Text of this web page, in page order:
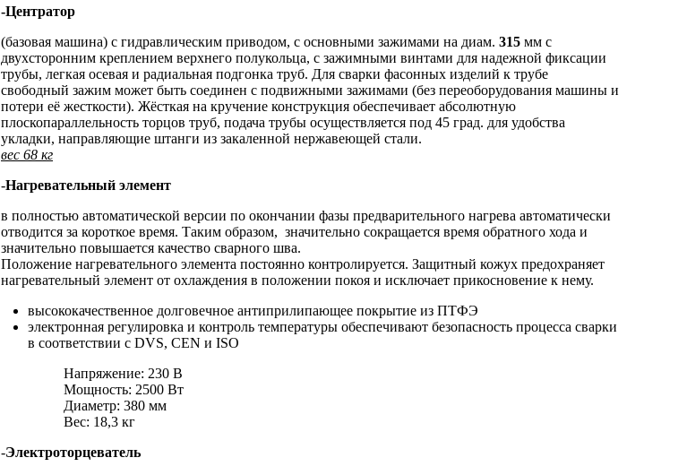
-Центратор
(базовая машина) с гидравлическим приводом, с основными зажимами на диам. 315 мм с
двухсторонним креплением верхнего полукольца, с зажимными винтами для надежной фиксации
трубы, легкая осевая и радиальная подгонка труб. Для сварки фасонных изделий к трубе
свободный зажим может быть соединен с подвижными зажимами (без переоборудования машины и
потери её жесткости). Жёсткая на кручение конструкция обеспечивает абсолютную
плоскопараллельность торцов труб, подача трубы осуществляется под 45 град. для удобства
укладки, направляющие штанги из закаленной нержавеющей стали.
вес 68 кг
-Нагревательный элемент
в полностью автоматической версии по окончании фазы предварительного нагрева автоматически
отводится за короткое время. Таким образом, значительно сокращается время обратного хода и
значительно повышается качество сварного шва.
Положение нагревательного элемента постоянно контролируется. Защитный кожух предохраняет
нагревательный элемент от охлаждения в положении покоя и исключает прикосновение к нему.
высококачественное долговечное антиприлипающее покрытие из ПТФЭ
электронная регулировка и контроль температуры обеспечивают безопасность процесса сварки
в соответствии с DVS, CEN и ISO
Напряжение: 230 В
Мощность: 2500 Вт
Диаметр: 380 мм
Вес: 18,3 кг
-Электроторцеватель